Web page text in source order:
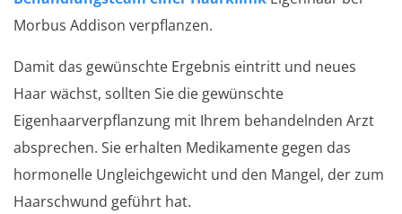
Morbus Addison verpflanzen.
Damit das gewünschte Ergebnis eintritt und neues
Haar wächst, sollten Sie die gewünschte
Eigenhaarverpflanzung mit Ihrem behandelnden Arzt
absprechen. Sie erhalten Medikamente gegen das
hormonelle Ungleichgewicht und den Mangel, der zum
Haarschwund geführt hat.